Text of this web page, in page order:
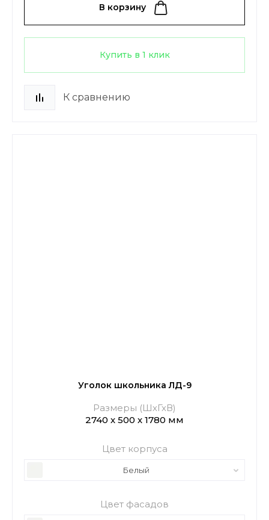
В корзину
Купить в 1 клик
К сравнению
Уголок школьника ЛД-9
Размеры (ШхГхВ)
2740 х 500 х 1780 мм
Цвет корпуса
Белый
Цвет фасадов